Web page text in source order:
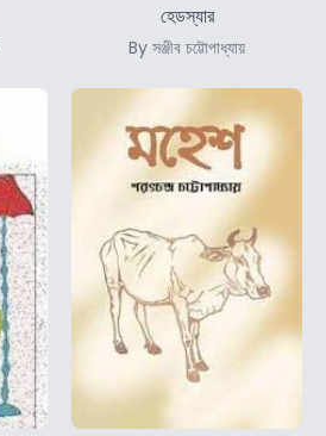
হেডস্যার
By সঞ্জীব চট্টোপাধ্যায়